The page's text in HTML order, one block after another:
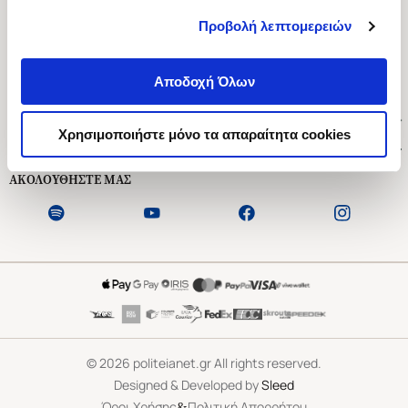
Προβολή λεπτομερειών
Αποδοχή Όλων
Χρησιμοποιήστε μόνο τα απαραίτητα cookies
Ασκληπιού 1-3, Αθήνα 106 79
Δευτέρα - Παρασκευή 09:00-21:00
Εξυπηρέτηση Πελατών
ΑΚΟΛΟΥΘΗΣΤΕ ΜΑΣ
©2026 politeianet.gr All rights reserved.
Designed & Developed bySleed